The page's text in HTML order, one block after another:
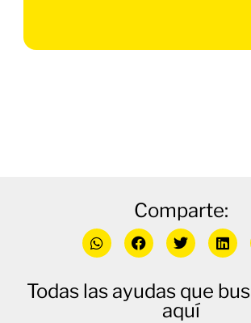
Comparte:
Todas las ayudas que
aquí